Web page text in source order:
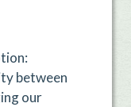
between
our